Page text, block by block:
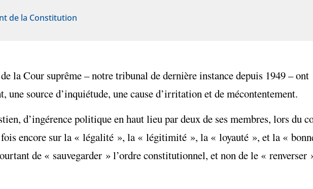
de la Constitution
la Cour suprême – notre tribunal de dernière instance depuis 1949 – ont
une source d’inquiétude, une cause d’irritation et de mécontentement.
d’ingérence politique en haut lieu par deux de ses membres, lors du
fois encore sur la « légalité », la « légitimité », la « loyauté », et la «
de « sauvegarder » l’ordre constitutionnel, et non de le « renverser